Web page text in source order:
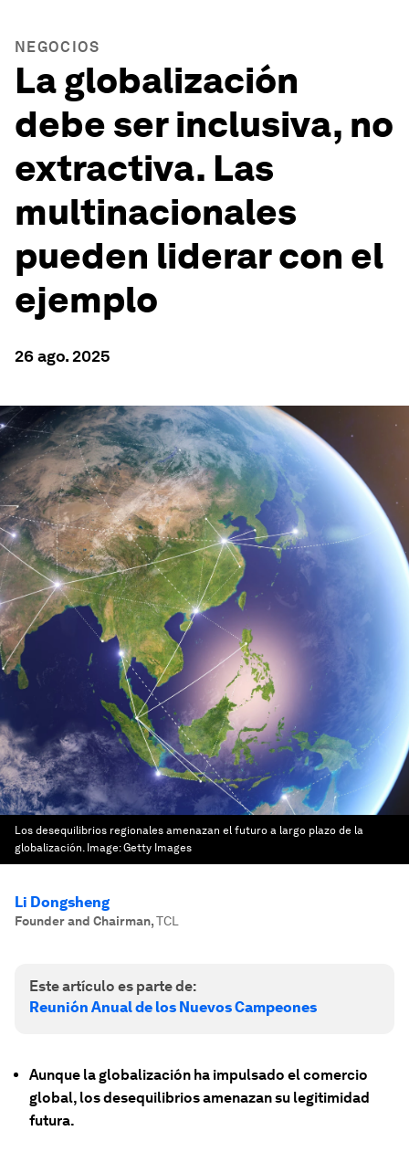
NEGOCIOS
La globalización
debe ser inclusiva, no
extractiva. Las
multinacionales
pueden liderar con el
ejemplo
26 ago. 2025
Los desequilibrios regionales amenazan el futuro a largo plazo de la
globalización. Image:Getty Images
Li Dongsheng
Founder and Chairman,TCL
Este artículo es parte de:
Reunión Anual de los Nuevos Campeones
Aunque la globalización ha impulsado el comercio
global, los desequilibrios amenazan su legitimidad
futura.